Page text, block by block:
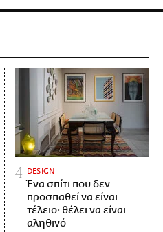
DESIGN
Ένα σπίτι που δεν
προσπαθεί να είναι
τέλειο· θέλει να είναι
αληθινό